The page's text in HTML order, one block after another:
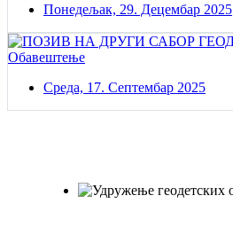
Понедељак, 29. Децембар 2025
Обавештење
Среда, 17. Септембар 2025